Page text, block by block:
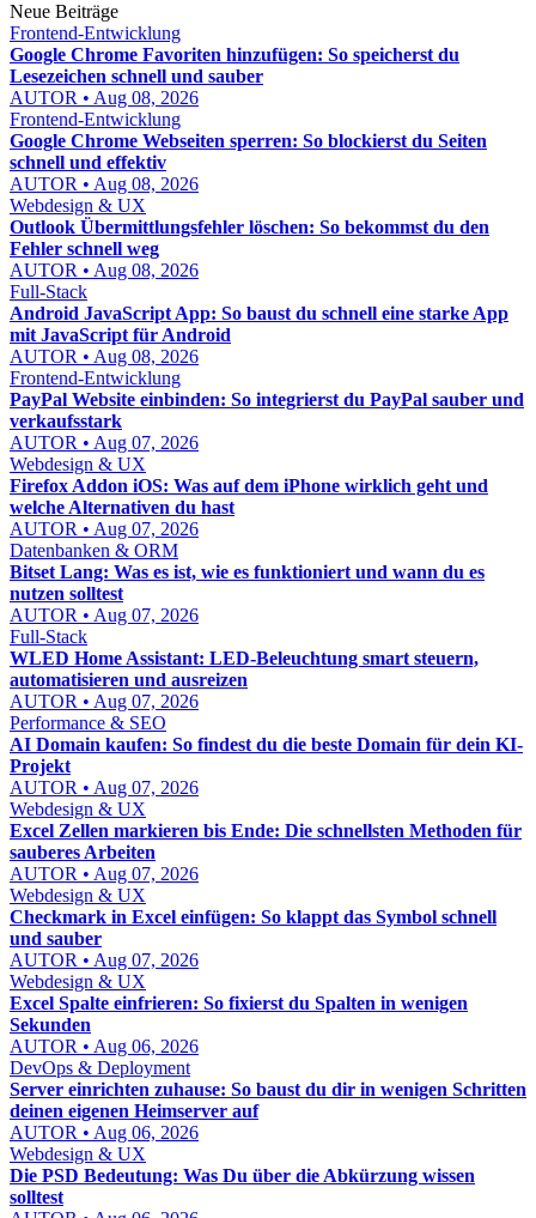
Neue Beiträge
Frontend-Entwicklung
Google Chrome Favoriten hinzufügen: So speicherst du
Lesezeichen schnell und sauber
AUTOR • Aug 08, 2026
Frontend-Entwicklung
Google Chrome Webseiten sperren: So blockierst du Seiten
schnell und effektiv
AUTOR • Aug 08, 2026
Webdesign & UX
Outlook Übermittlungsfehler löschen: So bekommst du den
Fehler schnell weg
AUTOR • Aug 08, 2026
Full-Stack
Android JavaScript App: So baust du schnell eine starke App
mit JavaScript für Android
AUTOR • Aug 08, 2026
Frontend-Entwicklung
PayPal Website einbinden: So integrierst du PayPal sauber und
verkaufsstark
AUTOR • Aug 07, 2026
Webdesign & UX
Firefox Addon iOS: Was auf dem iPhone wirklich geht und
welche Alternativen du hast
AUTOR • Aug 07, 2026
Datenbanken & ORM
Bitset Lang: Was es ist, wie es funktioniert und wann du es
nutzen solltest
AUTOR • Aug 07, 2026
Full-Stack
WLED Home Assistant: LED-Beleuchtung smart steuern,
automatisieren und ausreizen
AUTOR • Aug 07, 2026
Performance & SEO
AI Domain kaufen: So findest du die beste Domain für dein KI-
Projekt
AUTOR • Aug 07, 2026
Webdesign & UX
Excel Zellen markieren bis Ende: Die schnellsten Methoden für
sauberes Arbeiten
AUTOR • Aug 07, 2026
Webdesign & UX
Checkmark in Excel einfügen: So klappt das Symbol schnell
und sauber
AUTOR • Aug 07, 2026
Webdesign & UX
Excel Spalte einfrieren: So fixierst du Spalten in wenigen
Sekunden
AUTOR • Aug 06, 2026
DevOps & Deployment
Server einrichten zuhause: So baust du dir in wenigen Schritten
deinen eigenen Heimserver auf
AUTOR • Aug 06, 2026
Webdesign & UX
Die PSD Bedeutung: Was Du über die Abkürzung wissen
solltest